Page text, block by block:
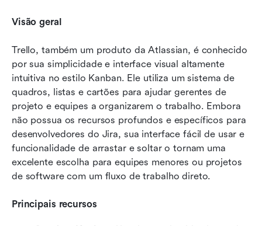
Visão geral
Trello, também um produto da Atlassian, é conhecido
por sua simplicidade e interface visual altamente
intuitiva no estilo Kanban. Ele utiliza um sistema de
quadros, listas e cartões para ajudar gerentes de
projeto e equipes a organizarem o trabalho. Embora
não possua os recursos profundos e específicos para
desenvolvedores do Jira, sua interface fácil de usar e
funcionalidade de arrastar e soltar o tornam uma
excelente escolha para equipes menores ou projetos
de software com um fluxo de trabalho direto.
Principais recursos